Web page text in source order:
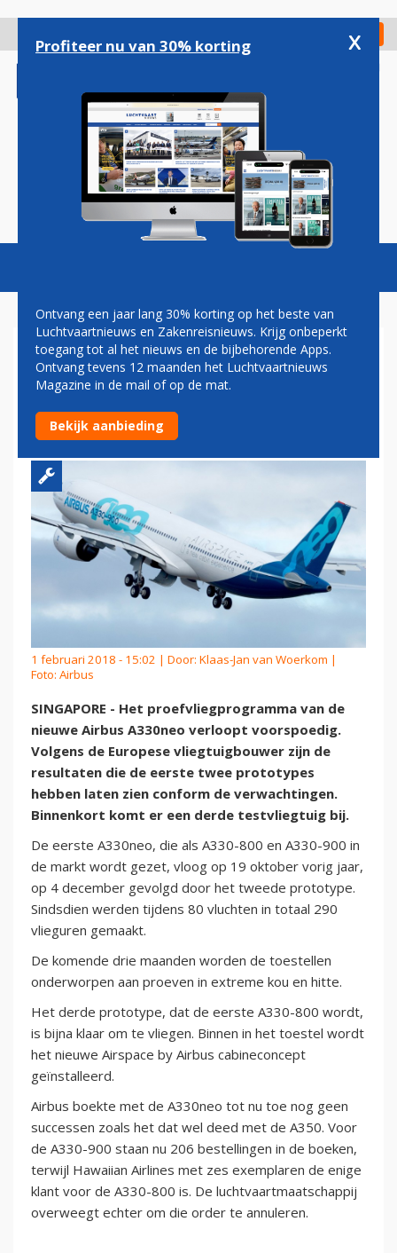
gaan
Check in
Magazine Podcasts Vacatures
AIRBUS TEVREDEN OVER
TESTPROGRAMMA NIEUWE
A330NEO
1 februari 2018 - 15:02 | Door: Klaas-Jan van Woerkom |
Foto: Airbus
SINGAPORE - Het proefvliegprogramma van de
nieuwe Airbus A330neo verloopt voorspoedig.
Volgens de Europese vliegtuigbouwer zijn de
resultaten die de eerste twee prototypes
hebben laten zien conform de verwachtingen.
Binnenkort komt er een derde testvliegtuig bij.
De eerste A330neo, die als A330-800 en A330-900 in
de markt wordt gezet, vloog op 19 oktober vorig jaar,
op 4 december gevolgd door het tweede prototype.
Sindsdien werden tijdens 80 vluchten in totaal 290
vlieguren gemaakt.
De komende drie maanden worden de toestellen
onderworpen aan proeven in extreme kou en hitte.
Het derde prototype, dat de eerste A330-800 wordt,
is bijna klaar om te vliegen. Binnen in het toestel wordt
het nieuwe Airspace by Airbus cabineconcept
geïnstalleerd.
Airbus boekte met de A330neo tot nu toe nog geen
successen zoals het dat wel deed met de A350. Voor
de A330-900 staan nu 206 bestellingen in de boeken,
terwijl Hawaiian Airlines met zes exemplaren de enige
klant voor de A330-800 is. De luchtvaartmaatschappij
overweegt echter om die order te annuleren.
Profiteer nu van 30% korting x
Ontvang een jaar lang 30% korting op het beste van
Luchtvaartnieuws en Zakenreisnieuws. Krijg onbeperkt
toegang tot al het nieuws en de bijbehorende Apps.
Ontvang tevens 12 maanden het Luchtvaartnieuws
Magazine in de mail of op de mat.
Bekijk aanbieding